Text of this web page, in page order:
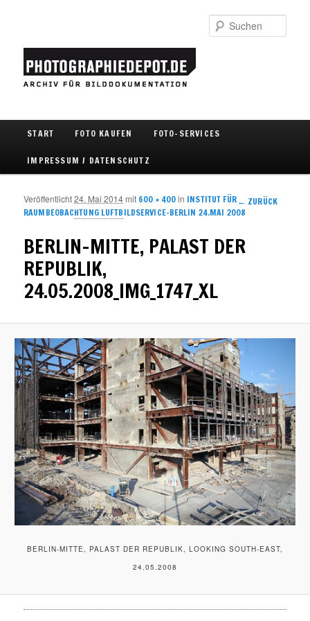
Zum Inhalt wechseln
Zum sekundären Inhalt wechseln
START FOTO KAUFEN FOTO-SERVICES
IMPRESSUM / DATENSCHUTZ
Bilder-
Navigation
← ZURÜCK
BERLIN-MITTE, PALAST DER
REPUBLIK,
24.05.2008_IMG_1747_XL
Veröffentlicht24. Mai 2014mit 600 × 400in INSTITUT FÜR
RAUMBEOBACHTUNG LUFTBILDSERVICE-BERLIN 24.MAI 2008
BERLIN-MITTE, PALAST DER REPUBLIK, LOOKING SOUTH-EAST,
24.05.2008